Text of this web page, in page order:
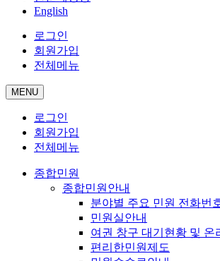
English
로그인
회원가입
전체메뉴
MENU
로그인
회원가입
전체메뉴
종합민원
종합민원안내
분야별 주요 민원 전화번
민원실안내
여권 창구 대기현황 및 온
편리한민원제도